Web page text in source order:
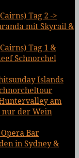
Tag 2 ->
mit Skyrail &
Tag 1 &
Schnorchel
Islands
am
der Wein
Bar
in Sydney &